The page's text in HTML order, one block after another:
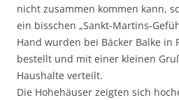
nicht zusammen kommen kann,
ein bisschen „Sankt-Martins-
Hand wurden bei Bäcker Balke in
bestellt und mit einer kleinen
Haushalte verteilt.
Die Hohehäuser zeigten sich